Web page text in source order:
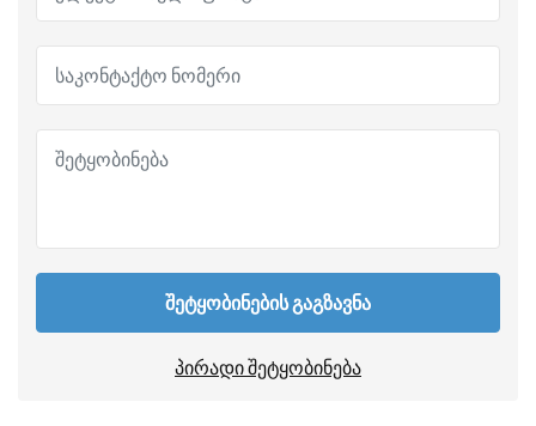
შეტყობინების გაგზავნა
პირადი შეტყობინება